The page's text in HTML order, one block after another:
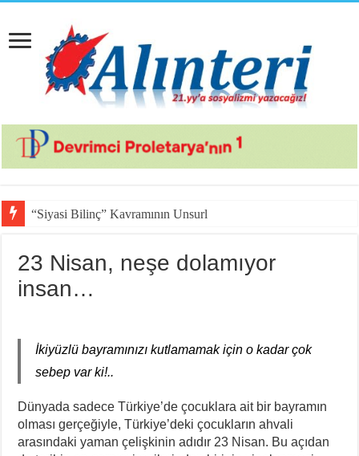
“Siyasi Bilinç” Kavramının Unsurları
23 Nisan, neşe dolamıyor
insan…
İkiyüzlü bayramınızı kutlamamak için o kadar çok
sebep var ki!..
Dünyada sadece Türkiye’de çocuklara ait bir bayramın
olması gerçeğiyle, Türkiye’deki çocukların ahvali
arasındaki yaman çelişkinin adıdır 23 Nisan. Bu açıdan